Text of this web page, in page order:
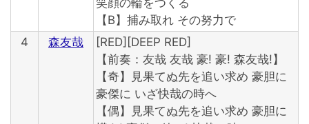
【B】捕み取れ その努力で
4
森友哉
[RED][DEEP RED]
【前奏：友哉 友哉 豪! 豪! 森友哉!】
【奇】見果てぬ先を追い求め 豪胆に
豪傑に いざ快哉の時へ
【偶】見果てぬ先を追い求め 豪胆に